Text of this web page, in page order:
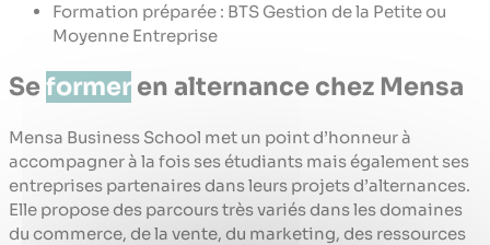
Formation préparée : BTS Gestion de la Petite ou
Moyenne Entreprise
Seformer en alternance chez Mensa
Mensa Business School met un point d’honneur à
accompagner à la fois ses étudiants mais également ses
entreprises partenaires dans leurs projets d’alternances.
Elle propose des parcours très variés dans les domaines
du commerce, de la vente, du marketing, des ressources